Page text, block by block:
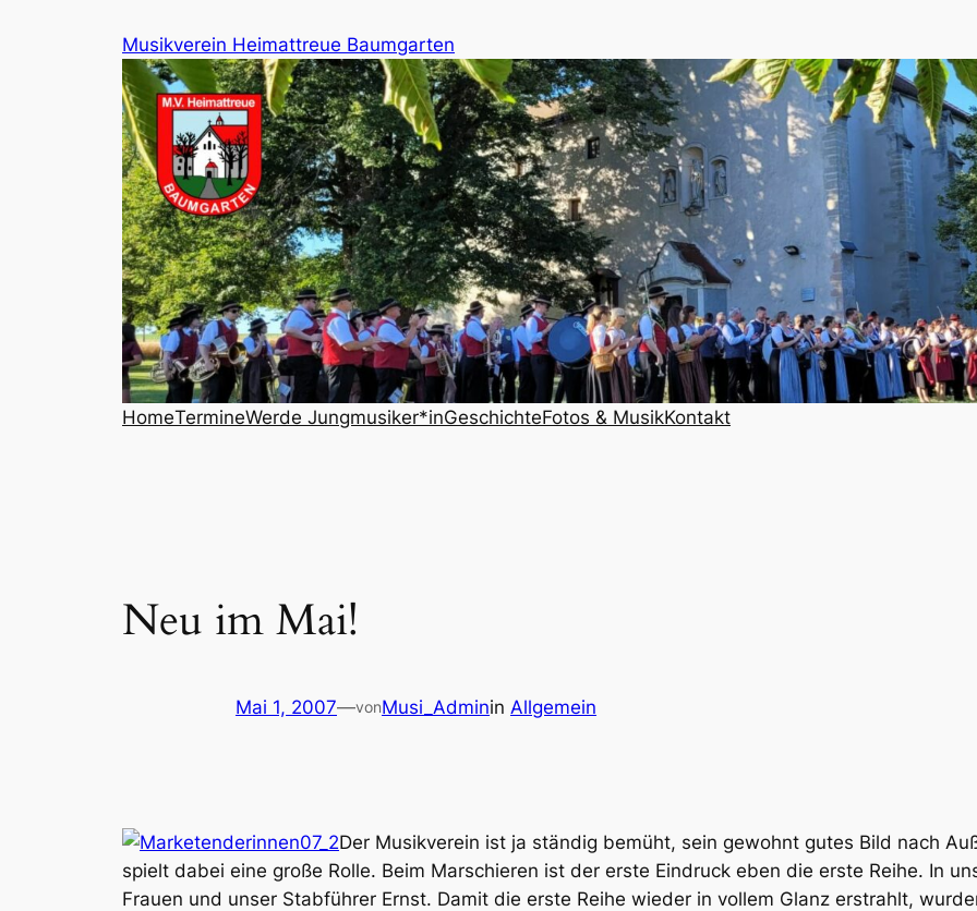
Musikverein Heimattreue Baumgarten
HomeTermineWerde Jungmusiker*inGeschichteFotos & MusikKontakt
Neu im Mai!
Mai 1, 2007—vonMusi_Adminin Allgemein
Der Musikverein ist ja ständig bemüht, sein gewohnt gutes Bild nach
spielt dabei eine große Rolle. Beim Marschieren ist der erste Eindruck eben die erste Reihe. In
Frauen und unser Stabführer Ernst. Damit die erste Reihe wieder in vollem Glanz erstrahlt,